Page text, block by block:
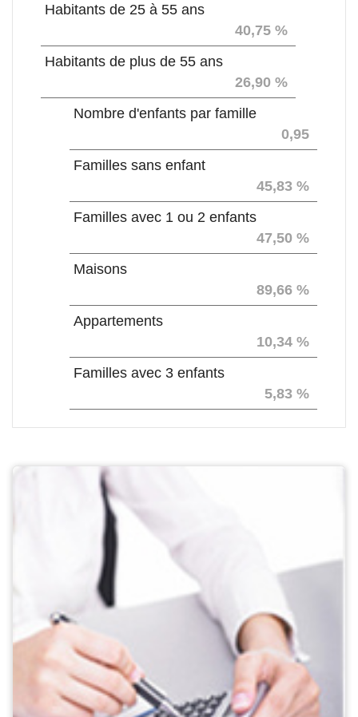
Habitants de 25 à 55 ans
40,75 %
Habitants de plus de 55 ans
26,90 %
Nombre d'enfants par famille
0,95
Familles sans enfant
45,83 %
Familles avec 1 ou 2 enfants
47,50 %
Maisons
89,66 %
Appartements
10,34 %
Familles avec 3 enfants
5,83 %